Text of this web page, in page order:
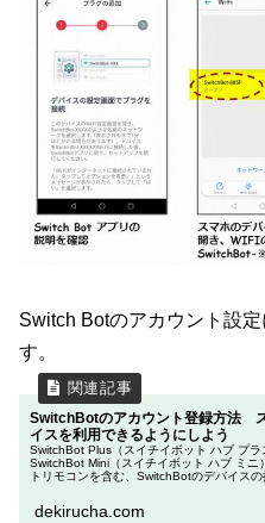
Switch Botのアカウント設
す。
SwitchBotのアカウント登録方法
イスを利用できるようにしよう
SwitchBot Plus（スイチイボット ハブ プラ
SwitchBot Mini（スイチイボット ハブ ミニ
トリモコンを含む、SwitchBotのデバイスの
dekirucha.com